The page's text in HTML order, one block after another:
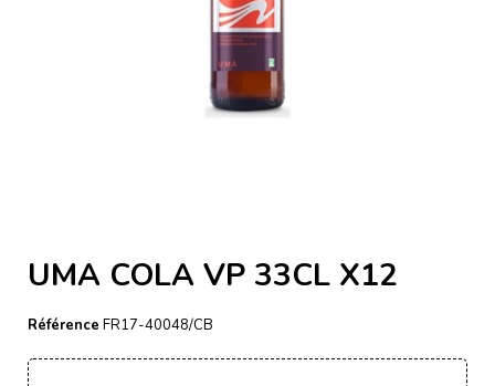
UMA COLA VP 33CL X12
Référence FR17-40048/CB